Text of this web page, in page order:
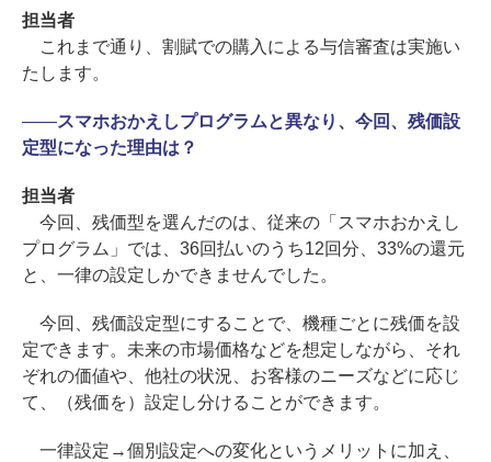
担当者
これまで通り、割賦での購入による与信審査は実施い
たします。
――スマホおかえしプログラムと異なり、今回、残価設
定型になった理由は？
担当者
今回、残価型を選んだのは、従来の「スマホおかえし
プログラム」では、36回払いのうち12回分、33%の還元
と、一律の設定しかできませんでした。
今回、残価設定型にすることで、機種ごとに残価を設
定できます。未来の市場価格などを想定しながら、それ
ぞれの価値や、他社の状況、お客様のニーズなどに応じ
て、（残価を）設定し分けることができます。
一律設定→個別設定への変化というメリットに加え、